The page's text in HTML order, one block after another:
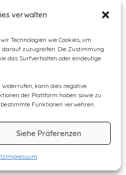
verwalten
Technologien wie Cookies, um
zuzugreifen. Die Zustimmung
das Surfverhalten oder eindeutige
kann dies negative
der Plattform haben sowie zu
Funktionen verwehren.
Siehe Präferenzen
Impressum
payment